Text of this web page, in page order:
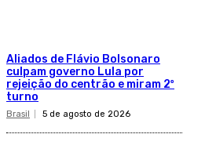
Aliados de Flávio Bolsonaro
culpam governo Lula por
rejeição do centrão e miram 2º
turno
Brasil 5 de agosto de 2026